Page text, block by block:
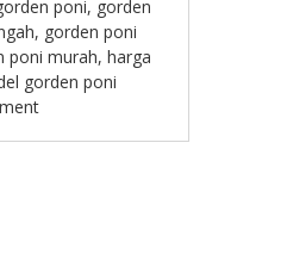
poni, gorden
, gorden poni
poni murah,harga
gorden poni